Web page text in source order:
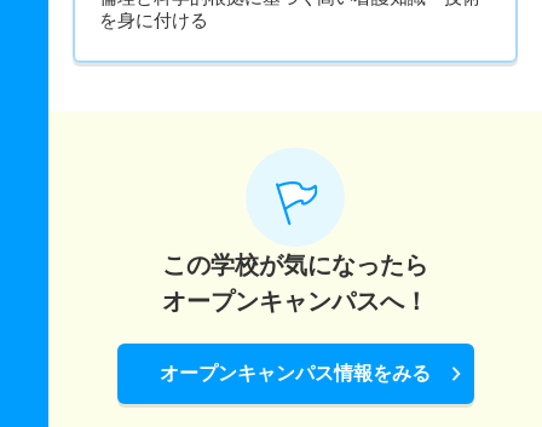
を身に付ける
この学校が気になったら
オープンキャンパスへ！
オープンキャンパス情報をみる